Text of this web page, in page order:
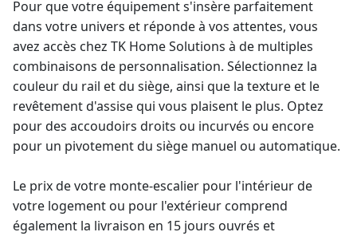
Pour que votre équipement s'insère parfaitement
dans votre univers et réponde à vos attentes, vous
avez accès chez TK Home Solutions à de multiples
combinaisons de personnalisation. Sélectionnez la
couleur du rail et du siège, ainsi que la texture et le
revêtement d'assise qui vous plaisent le plus. Optez
pour des accoudoirs droits ou incurvés ou encore
pour un pivotement du siège manuel ou automatique.
Le prix de votre monte-escalier pour l'intérieurde
votre logement ou pour l'extérieur comprend
également la livraison en 15 jours ouvrés et